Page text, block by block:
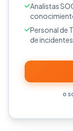
Analistas
Personal de
de incidentes
o